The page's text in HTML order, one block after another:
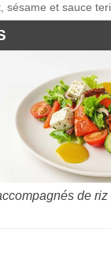
sésame et sauce
de